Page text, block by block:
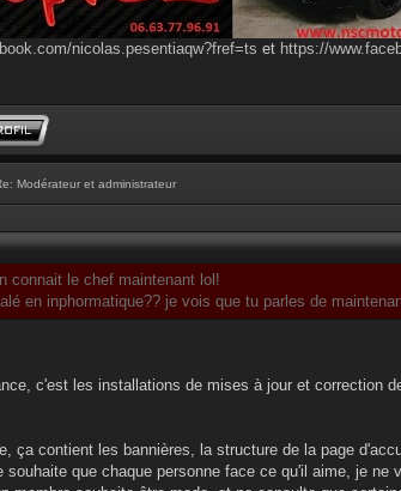
nicolas.pesentiaqw?fref=ts et https://
Modérateur et administrateur
connait le chef maintenant lol!
en inphormatique?? je vois que tu parles de
c'est les installations de mises à jour et correction
ça contient les bannières, la structure de la page
souhaite que chaque personne face ce qu'il aime, je ne